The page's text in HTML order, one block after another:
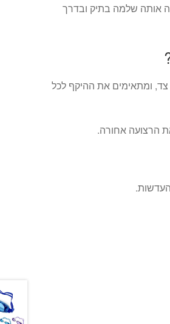
אותה שלמה בתיק ובדרך
ומתאימים את ההיקף לכל
הרצועה אחורה.